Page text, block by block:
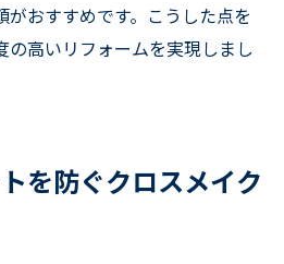
おすすめです。こうした点を
高いリフォームを実現しまし
を防ぐクロスメイク